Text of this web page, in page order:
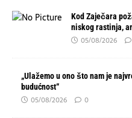
Kod Zaječara
niskog rastinja,
05/08/2026
„Ulažemo u ono što nam je
budućnost“
05/08/2026 0